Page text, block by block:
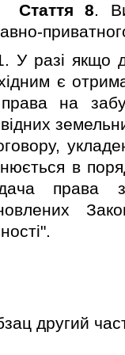
Стаття 8.
разi якщо для
є
на
в
права
другий